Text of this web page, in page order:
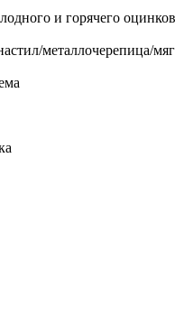
и горячего
металлочерепица/